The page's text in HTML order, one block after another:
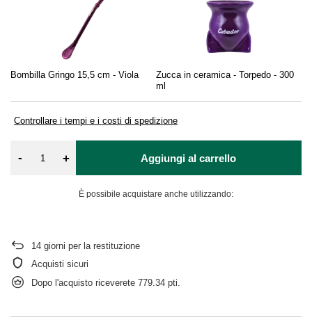
Bombilla Gringo 15,5 cm - Viola
Zucca in ceramica - Torpedo - 300
ml
Controllare i tempi e i costi di spedizione
- + Aggiungi al carrello
È possibile acquistare anche utilizzando:
14 giorni per la restituzione
Acquisti sicuri
Dopo l'acquisto riceverete 779.34 pti.